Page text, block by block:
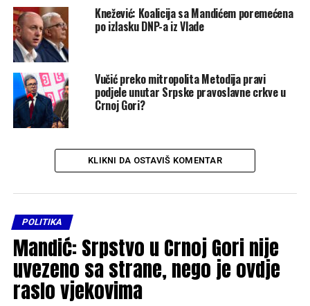
Knežević: Koalicija sa Mandićem poremećena
po izlasku DNP-a iz Vlade
Vučić preko mitropolita Metodija pravi
podjele unutar Srpske pravoslavne crkve u
Crnoj Gori?
KLIKNI DA OSTAVIŠ KOMENTAR
POLITIKA
Mandić: Srpstvo u Crnoj Gori nije
uvezeno sa strane, nego je ovdje
raslo vjekovima